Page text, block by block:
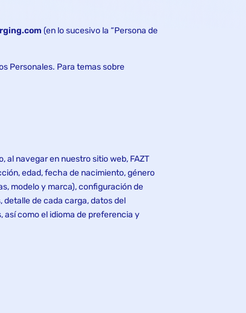
(en lo sucesivo la “Persona de
Personales. Para temas sobre
al navegar en nuestro sitio web, FAZT
edad, fecha de nacimiento, género
modelo y marca), configuración de
de cada carga, datos del
como el idioma de preferencia y